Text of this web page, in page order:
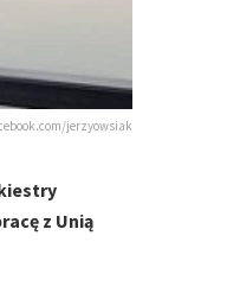
jerzyowsiak
z Unią